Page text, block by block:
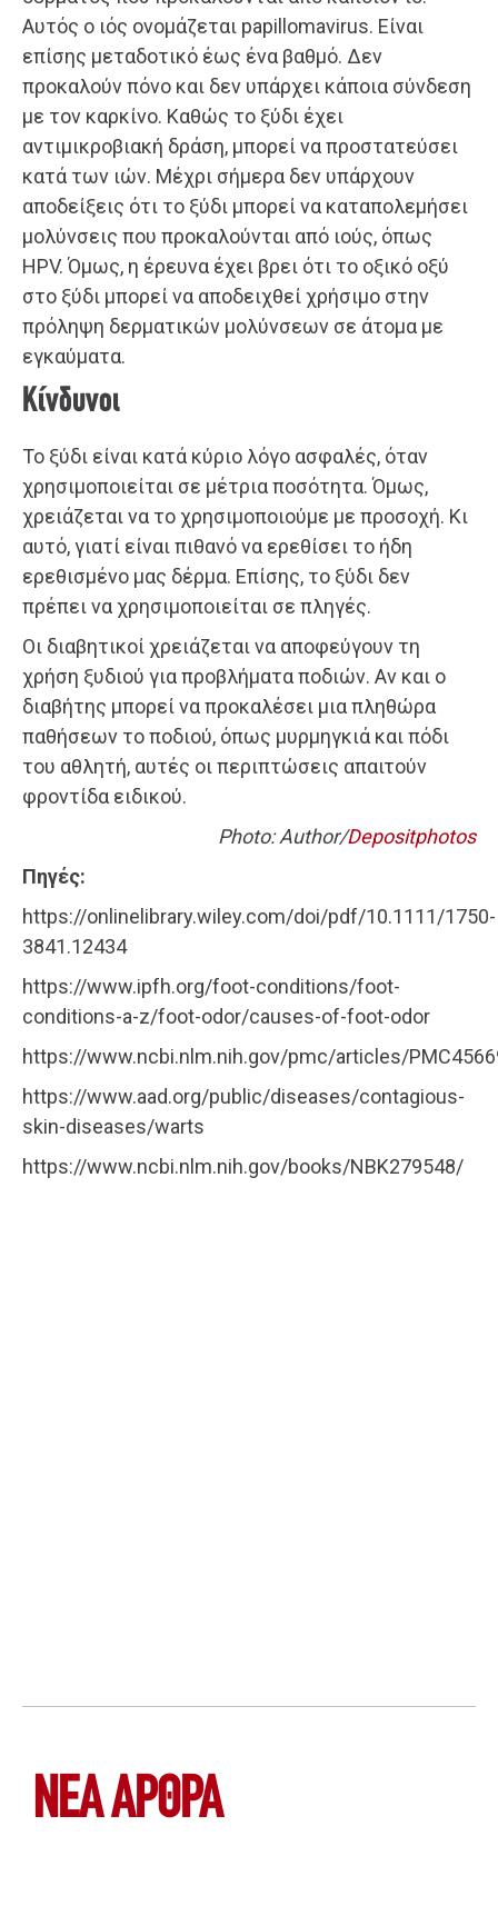
Αυτός ο ιός ονομάζεται papillomavirus. Είναι
επίσης μεταδοτικό έως ένα βαθμό. Δεν
προκαλούν πόνο και δεν υπάρχει κάποια σύνδεση
με τον καρκίνο. Καθώς το ξύδι έχει
αντιμικροβιακή δράση, μπορεί να προστατεύσει
κατά των ιών. Μέχρι σήμερα δεν υπάρχουν
αποδείξεις ότι το ξύδι μπορεί να καταπολεμήσει
μολύνσεις που προκαλούνται από ιούς, όπως
HPV. Όμως, η έρευνα έχει βρει ότι το οξικό οξύ
στο ξύδι μπορεί να αποδειχθεί χρήσιμο στην
πρόληψη δερματικών μολύνσεων σε άτομα με
εγκαύματα.
Κίνδυνοι
Το ξύδι είναι κατά κύριο λόγο ασφαλές, όταν
χρησιμοποιείται σε μέτρια ποσότητα. Όμως,
χρειάζεται να το χρησιμοποιούμε με προσοχή. Κι
αυτό, γιατί είναι πιθανό να ερεθίσει το ήδη
ερεθισμένο μας δέρμα. Επίσης, το ξύδι δεν
πρέπει να χρησιμοποιείται σε πληγές.
Οι διαβητικοί χρειάζεται να αποφεύγουν τη
χρήση ξυδιού για προβλήματα ποδιών. Αν και ο
διαβήτης μπορεί να προκαλέσει μια πληθώρα
παθήσεων το ποδιού, όπως μυρμηγκιά και πόδι
του αθλητή, αυτές οι περιπτώσεις απαιτούν
φροντίδα ειδικού.
Photo: Author/Depositphotos
Πηγές:
https://onlinelibrary.wiley.com/doi/pdf/10.1111/1750-
3841.12434
https://www.ipfh.org/foot-conditions/foot-
conditions-a-z/foot-odor/causes-of-foot-odor
https://www.ncbi.nlm.nih.gov/pmc/articles/
https://www.aad.org/public/diseases/contagious-
skin-diseases/warts
https://www.ncbi.nlm.nih.gov/books/NBK279548/
ΝΕΑ ΆΡΘΡΑ